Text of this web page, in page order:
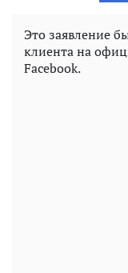
Это заявление
клиента на
Facebook.